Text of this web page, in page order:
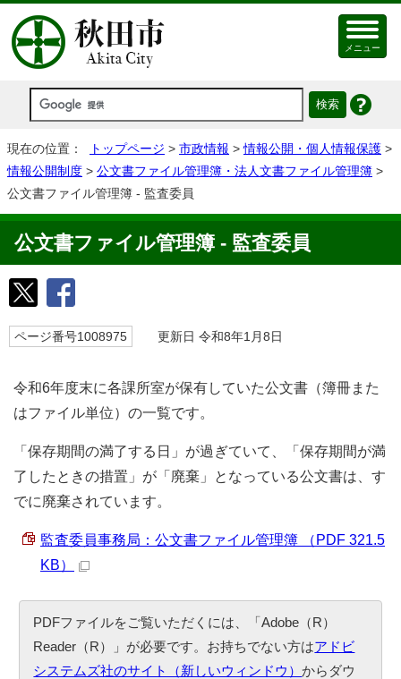
メニュー
現在の位置： トップページ > 市政情報 >情報公開・個人情報保護 >
情報公開制度 > 公文書ファイル管理簿・法人文書ファイル管理簿 >
公文書ファイル管理簿 - 監査委員
公文書ファイル管理簿 - 監査委員
ページ番号1008975 更新日 令和8年1月8日
令和6年度末に各課所室が保有していた公文書（簿冊また
はファイル単位）の一覧です。
「保存期間の満了する日」が過ぎていて、「保存期間が満
了したときの措置」が「廃棄」となっている公文書は、す
でに廃棄されています。
監査委員事務局：公文書ファイル管理簿 （PDF 321.5
KB）
PDFファイルをご覧いただくには、「Adobe（R）
Reader（R）」が必要です。お持ちでない方はアドビ
システムズ社のサイト（新しいウィンドウ）からダウ